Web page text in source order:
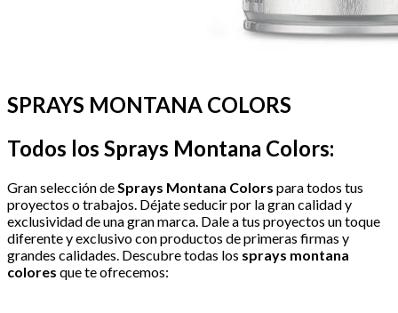
SPRAYS MONTANA COLORS
Todos los Sprays Montana Colors:
Gran selección deSprays Montana Colors para todos tus
proyectos o trabajos. Déjate seducir por la gran calidad y
exclusividad de una gran marca. Dale a tus proyectos un toque
diferente y exclusivo con productos de primeras firmas y
grandes calidades. Descubre todas los sprays montana
colores que te ofrecemos: